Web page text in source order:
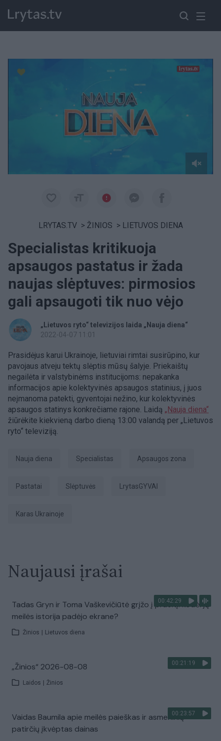
LRYTAS.TV > ŽINIOS > LIETUVOS DIENA
Specialistas kritikuoja
apsaugos pastatus ir žada
naujas slėptuves: pirmosios
gali apsaugoti tik nuo vėjo
„Lietuvos ryto“ televizijos laida „Nauja diena“
2022-04-07 11:01
Prasidėjus karui Ukrainoje, lietuviai rimtai susirūpino, kur
pavojaus atveju tektų slėptis mūsų šalyje. Priekaištų
negailėta ir valstybinėms institucijoms: nepakanka
informacijos apie kolektyvinės apsaugos statinius, į juos
neįmanoma patekti, gyventojai nežino, kur kolektyvinės
apsaugos statinys konkrečiame rajone. Laidą „Nauja diena“
žiūrėkite kiekvieną darbo dieną 13:00 valandą per „Lietuvos
ryto“ televiziją.​
Nauja diena specialistas apsaugos zona
pastatai slėptuvės LrytasGYVAI
karas Ukrainoje
Naujausi įrašai
00:42:29
Tadas Gryn ir Toma Vaškevičiūtė grįžo į praeitį: kodėl jų
meilės istorija padėjo ekrane?
Žinios Lietuvos diena
00:21:19
„Žinios“ 2026-08-08
Laidos Žinios
00:23:57
Vaidas Baumila apie meilės paieškas ir asmeninių
patirčių įkvėptas dainas